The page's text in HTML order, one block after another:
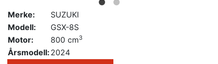
Merke:
SUZUKI
Modell:
GSX-8S
Motor:
800 cm3
Årsmodell: 2024